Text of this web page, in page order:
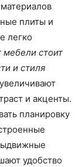
плиты и
легко
мебели стоит
и стиля
и акценты.
планировку
удобство